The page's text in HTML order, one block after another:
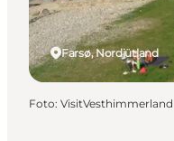
Praktische
Farsø, Nordjütland
Foto: VisitVesthimmerland